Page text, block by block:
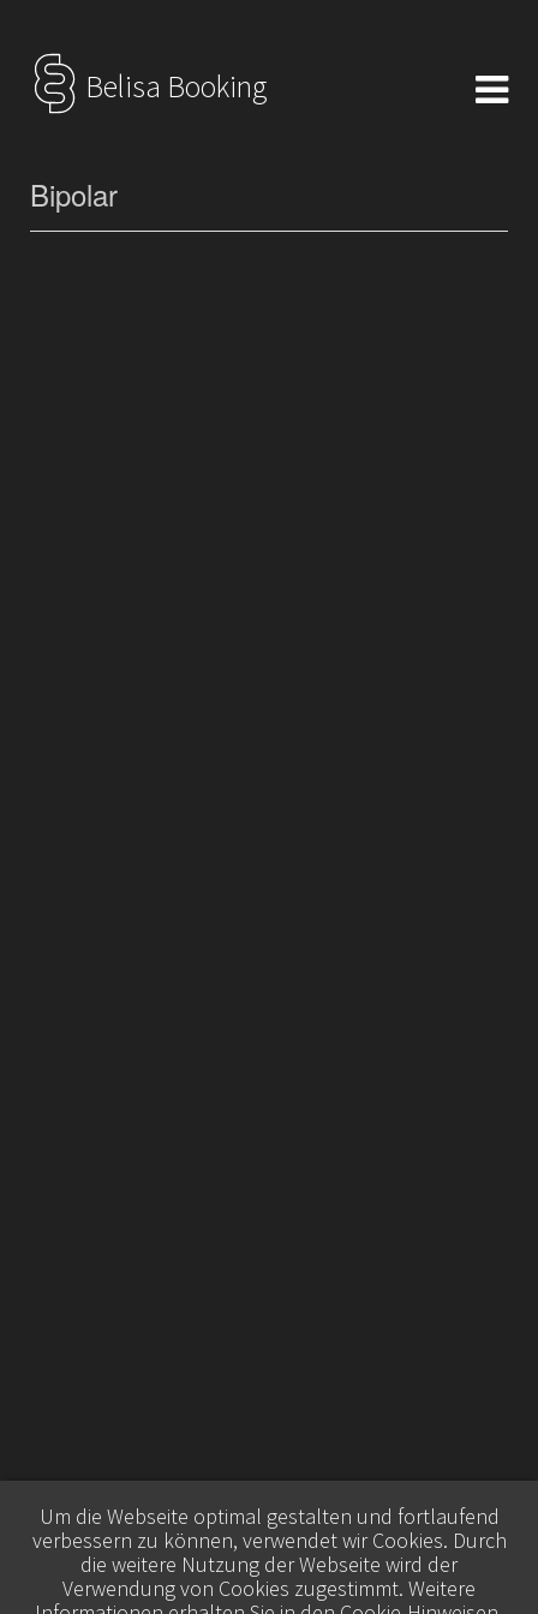
Belisa Booking
Bipolar
Um die Webseite optimal gestalten und fortlaufend
verbessern zu können, verwendet wir Cookies. Durch
die weitere Nutzung der Webseite wird der
Verwendung von Cookies zugestimmt. Weitere